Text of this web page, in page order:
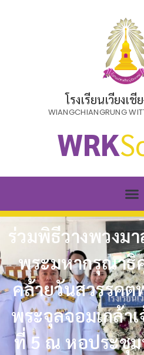
โรงเรียนเวียงเชี
WIANGCHIANGRUNG
WRK
ร่วมพิธีวางพวงม
พระมหากรุณาธิ
คล้ายวันสวรรคต
พระจุลจอมเกล้า
ที่ 5 ณ หอประชุม